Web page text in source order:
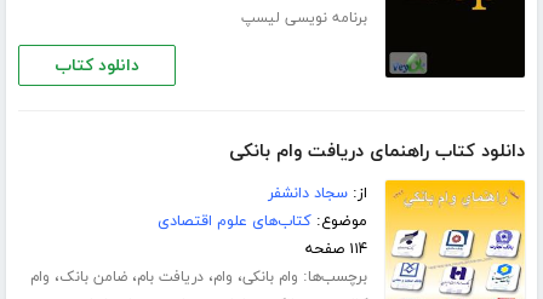
برنامه نویسی لیسپ
دانلود کتاب
دانلود کتاب راهنمای دریافت وام بانکی
از:سجاد دانشفر
موضوع:کتاب‌های علوم اقتصادی
۱۱۴ صفحه
برچسب‌ها: وام بانکی، وام،دریافت بام،ضامن بانک، وام